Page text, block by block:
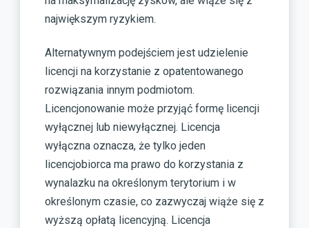
największym ryzykiem.
Alternatywnym podejściem jest udzielenie
licencji na korzystanie z opatentowanego
rozwiązania innym podmiotom.
Licencjonowanie może przyjąć formę licencji
wyłącznej lub niewyłącznej. Licencja
wyłączna oznacza, że tylko jeden
licencjobiorca ma prawo do korzystania z
wynalazku na określonym terytorium i w
określonym czasie, co zazwyczaj wiąże się z
wyższą opłatą licencyjną. Licencja